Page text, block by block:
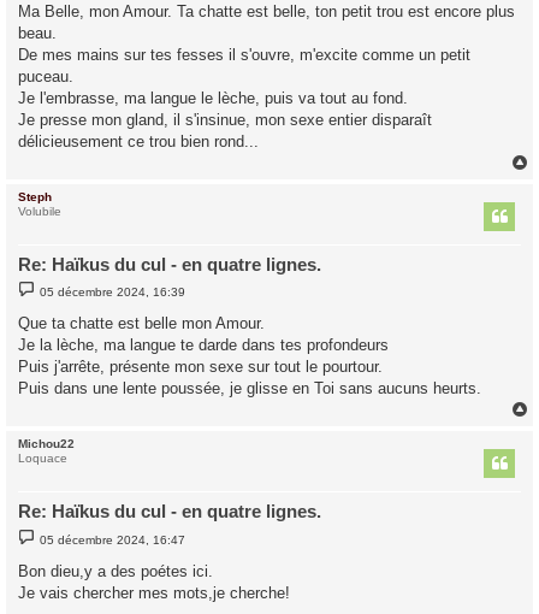
s
a
e
Ma Belle, mon Amour. Ta chatte est belle, ton petit trou est encore plus
beau.
De mes mains sur tes fesses il s'ouvre, m'excite comme un petit
puceau.
Je l'embrasse, ma langue le lèche, puis va tout au fond.
Je presse mon gland, il s'insinue, mon sexe entier disparaît
délicieusement ce trou bien rond...
Steph
Volubile
Re: Haïkus du cul - en quatre lignes.
M
e
s
g
e
05 décembre 2024, 16:39
Que ta chatte est belle mon Amour.
Je la lèche, ma langue te darde dans tes profondeurs
Puis j'arrête, présente mon sexe sur tout le pourtour.
Puis dans une lente poussée, je glisse en Toi sans aucuns heurts.
Michou22
Loquace
Re: Haïkus du cul - en quatre lignes.
M
e
s
a
05 décembre 2024, 16:47
Bon dieu,y a des poétes ici.
Je vais chercher mes mots,je cherche!